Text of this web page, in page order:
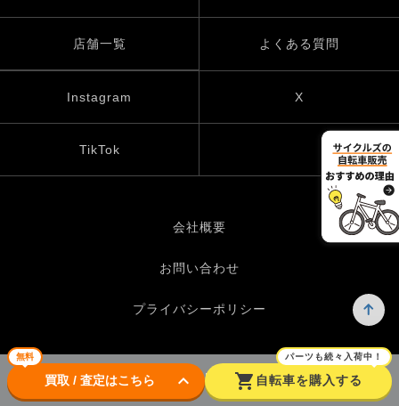
無料
買取 / 査定はこちら keyboard_arrow_down shopping_cart
パーツも続々入荷中！
自転車を購入する
店舗一覧 よくある質問
Instagram X
TikTok
会社概要
お問い合わせ
プライバシーポリシー
© UP GARAGE GROUP Co., Ltd.